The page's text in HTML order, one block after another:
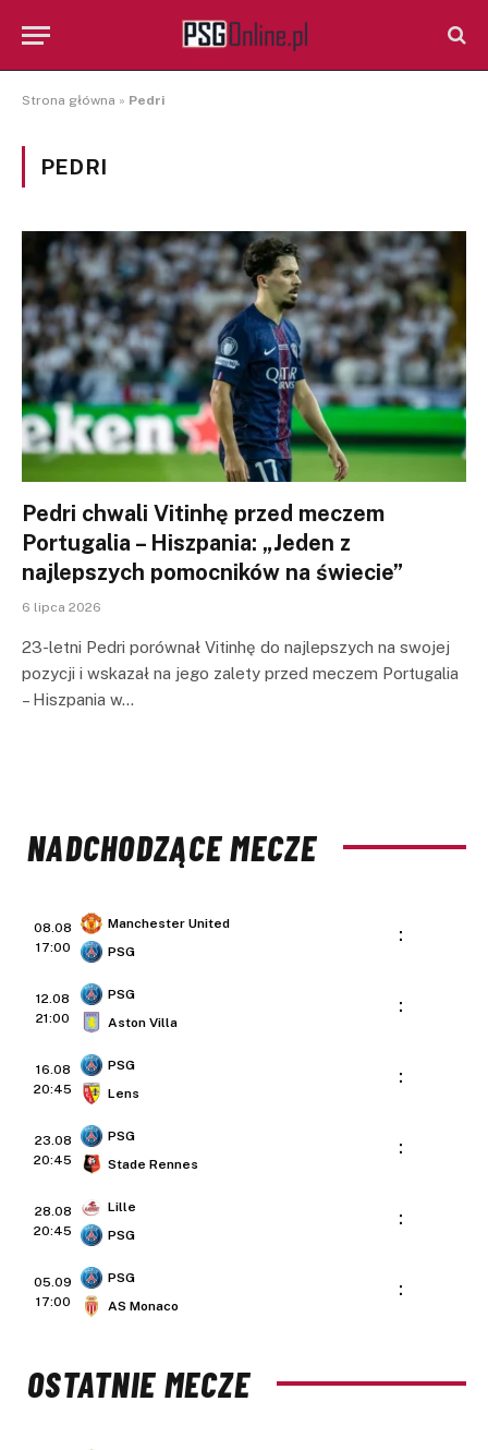
Strona główna » Pedri
PEDRI
Pedri chwali Vitinhę przed meczem
Portugalia – Hiszpania: „Jeden z
najlepszych pomocników na świecie”
6 lipca 2026
23-letni Pedri porównał Vitinhę do najlepszych na swojej
pozycji i wskazał na jego zalety przed meczem Portugalia
– Hiszpania w…
NADCHODZĄCE MECZE
08.08
17:00
Manchester United
PSG
:
12.08
21:00
PSG
Aston Villa
:
16.08
20:45
PSG
Lens
:
23.08
20:45
PSG
Stade Rennes
:
28.08
20:45
Lille
PSG
:
05.09
17:00
PSG
AS Monaco
:
OSTATNIE MECZE